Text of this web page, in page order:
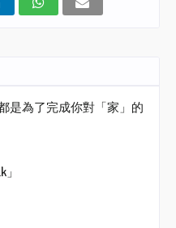
是為了完成你對「家」的